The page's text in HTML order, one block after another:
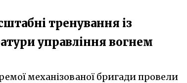
тренування із
управління вогнем
механізованої бригади провели